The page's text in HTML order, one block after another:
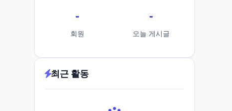
-
회원
-
오늘 게시글
최근 활동